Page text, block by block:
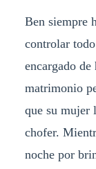
Ben siempre
controlar
encargado
matrimonio
que su mujer
chofer.
noche por